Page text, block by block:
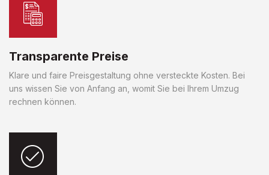
Transparente Preise
Klare und faire Preisgestaltung ohne versteckte Kosten. Bei
uns wissen Sie von Anfang an, womit Sie bei Ihrem Umzug
rechnen können.